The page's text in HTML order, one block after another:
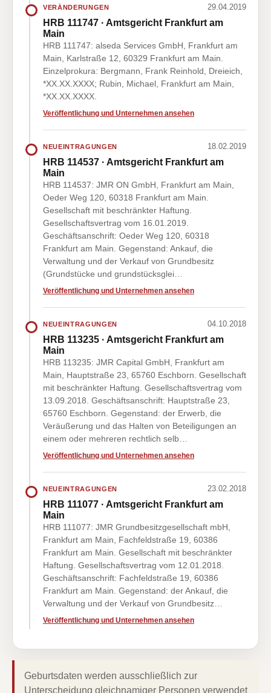
VERÄNDERUNGEN 29.04.2019
HRB 111747 · Amtsgericht Frankfurt am
Main
HRB 111747: alseda Services GmbH, Frankfurt am
Main, Karlstraße 12, 60329 Frankfurt am Main.
Einzelprokura: Bergmann, Frank Reinhold, Dreieich,
*XX.XX.XXXX; Rubin, Michael, Frankfurt am Main,
*XX.XX.XXXX.
Veröffentlichung und Unternehmen ansehen
NEUEINTRAGUNGEN 18.02.2019
HRB 114537 · Amtsgericht Frankfurt am
Main
HRB 114537: JMR ON GmbH, Frankfurt am Main,
Oeder Weg 120, 60318 Frankfurt am Main.
Gesellschaft mit beschränkter Haftung.
Gesellschaftsvertrag vom 16.01.2019.
Geschäftsanschrift: Oeder Weg 120, 60318
Frankfurt am Main. Gegenstand: Ankauf, die
Verwaltung und der Verkauf von Grundbesitz
(Grundstücke und grundstücksglei…
Veröffentlichung und Unternehmen ansehen
NEUEINTRAGUNGEN 04.10.2018
HRB 113235 · Amtsgericht Frankfurt am
Main
HRB 113235: JMR Capital GmbH, Frankfurt am
Main, Hauptstraße 23, 65760 Eschborn. Gesellschaft
mit beschränkter Haftung. Gesellschaftsvertrag vom
13.09.2018. Geschäftsanschrift: Hauptstraße 23,
65760 Eschborn. Gegenstand: der Erwerb, die
Veräußerung und das Halten von Beteiligungen an
einem oder mehreren rechtlich selb…
Veröffentlichung und Unternehmen ansehen
NEUEINTRAGUNGEN 23.02.2018
HRB 111077 · Amtsgericht Frankfurt am
Main
HRB 111077: JMR Grundbesitzgesellschaft mbH,
Frankfurt am Main, Fachfeldstraße 19, 60386
Frankfurt am Main. Gesellschaft mit beschränkter
Haftung. Gesellschaftsvertrag vom 12.01.2018.
Geschäftsanschrift: Fachfeldstraße 19, 60386
Frankfurt am Main. Gegenstand: der Ankauf, die
Verwaltung und der Verkauf von Grundbesitz…
Veröffentlichung und Unternehmen ansehen
Geburtsdaten werden ausschließlich zur
Unterscheidung gleichnamiger Personen verwendet